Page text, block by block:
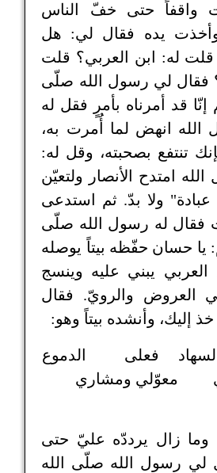
واقفاً حتى خفّ الناس
يده فقال لي: هل
له: ابن العربي؟ قلت
فقال لي رسول الله صلّى
إنّا قد أمرناه بأمرٍ فقل له
انهض لما أُمرت به،
تنتفع بصحبته، وقل له:
امتدح الأنصار ولتعيّن
ولا بدّ. ثم استدعى
فقال له رسول الله صلّى
يا حسان حفّظه بيتاً يوصله
يبني عليه وينسج
العروض والرويّ. فقال
إليك، وأنشده بيتاً وهو:
فعلى الدموع
معوّلي ومشاري
وما زال يرددّه عليّ حتى
لي رسول الله صلّى الله